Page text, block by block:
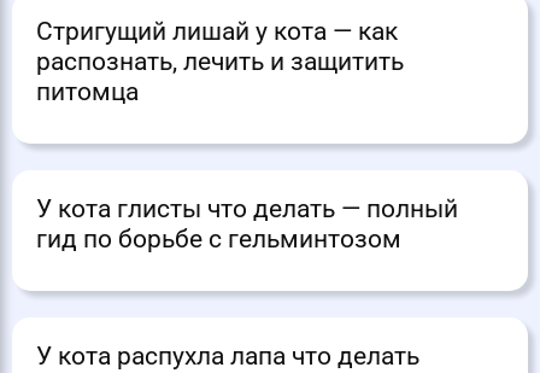
Стригущий лишай у кота — как
распознать, лечить и защитить
питомца
У кота глисты что делать — полный
гид по борьбе с гельминтозом
У кота распухла лапа что делать